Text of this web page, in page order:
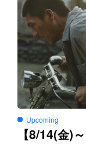
Upcoming
【8/14(金)～